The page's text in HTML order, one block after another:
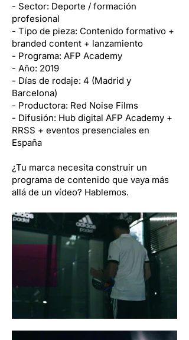
- Sector: Deporte / formación
profesional
- Tipo de pieza: Contenido formativo +
branded content + lanzamiento
- Programa: AFP Academy
- Año: 2019
- Días de rodaje: 4 (Madrid y
Barcelona)
- Productora: Red Noise Films
- Difusión: Hub digital AFP Academy +
RRSS + eventos presenciales en
España
¿Tu marca necesita construir un
programa de contenido que vaya más
allá de un vídeo? Hablemos.